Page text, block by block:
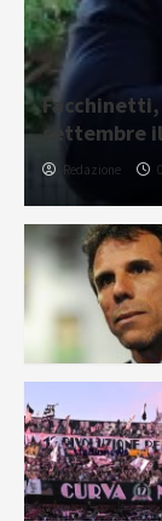
Facchinetti,
settembre
Redazione